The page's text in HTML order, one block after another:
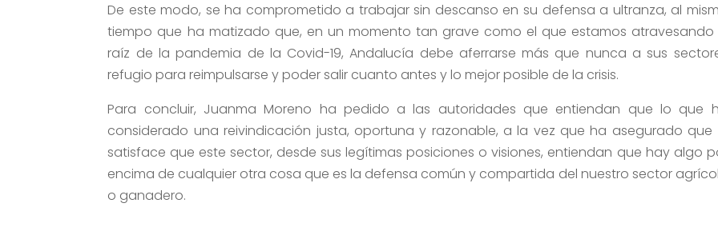
De este modo, se ha comprometido a trabajar sin descanso en su defensa a ultranza, al
tiempo que ha matizado que, en un momento tan grave como el que estamos
raíz de la pandemia de la Covid-19, Andalucía debe aferrarse más que nunca a sus
refugio para reimpulsarse y poder salir cuanto antes y lo mejor posible de la crisis.
Para concluir, Juanma Moreno ha pedido a las autoridades que entiendan que lo que
considerado una reivindicación justa, oportuna y razonable, a la vez que ha asegurado que
satisface que este sector, desde sus legítimas posiciones o visiones, entiendan que hay algo
encima de cualquier otra cosa que es la defensa común y compartida del nuestro sector
o ganadero.